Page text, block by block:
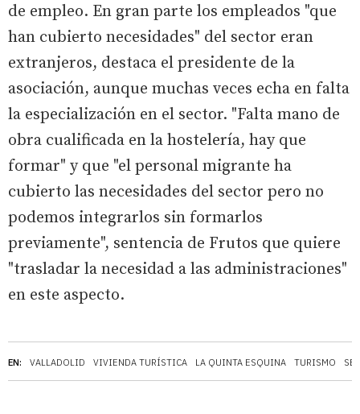
EN: VALLADOLID VIVIENDA TURÍSTICA LA QUINTA ESQUINA TURISMO
de empleo. En gran parte los empleados "que
han cubierto necesidades" del sector eran
extranjeros, destaca el presidente de la
asociación, aunque muchas veces echa en falta
la especialización en el sector. "Falta mano de
obra cualificada en la hostelería, hay que
formar" y que "el personal migrante ha
cubierto las necesidades del sector pero no
podemos integrarlos sin formarlos
previamente", sentencia de Frutos que quiere
"trasladar la necesidad a las administraciones"
en este aspecto.